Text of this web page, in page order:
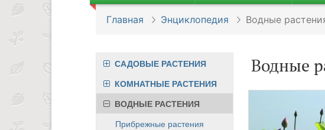
Главная Энциклопедия Водные
САДОВЫЕ РАСТЕНИЯ
КОМНАТНЫЕ РАСТЕНИЯ
ВОДНЫЕ РАСТЕНИЯ
Прибрежные растения
Водные